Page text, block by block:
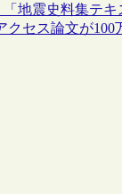
地震史料集テ
クセス論文が100